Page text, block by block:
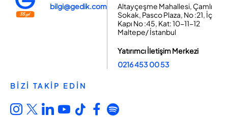
bilgi@gedik.com
Altayçeşme Mahallesi, Çamlı
Sokak, Pasco Plaza, No :21, İç
Kapı No :45, Kat: 10-11-12
Maltepe/ İstanbul
Yatırımcı İletişim Merkezi
0216 453 00 53
BİZİ TAKİP EDİN